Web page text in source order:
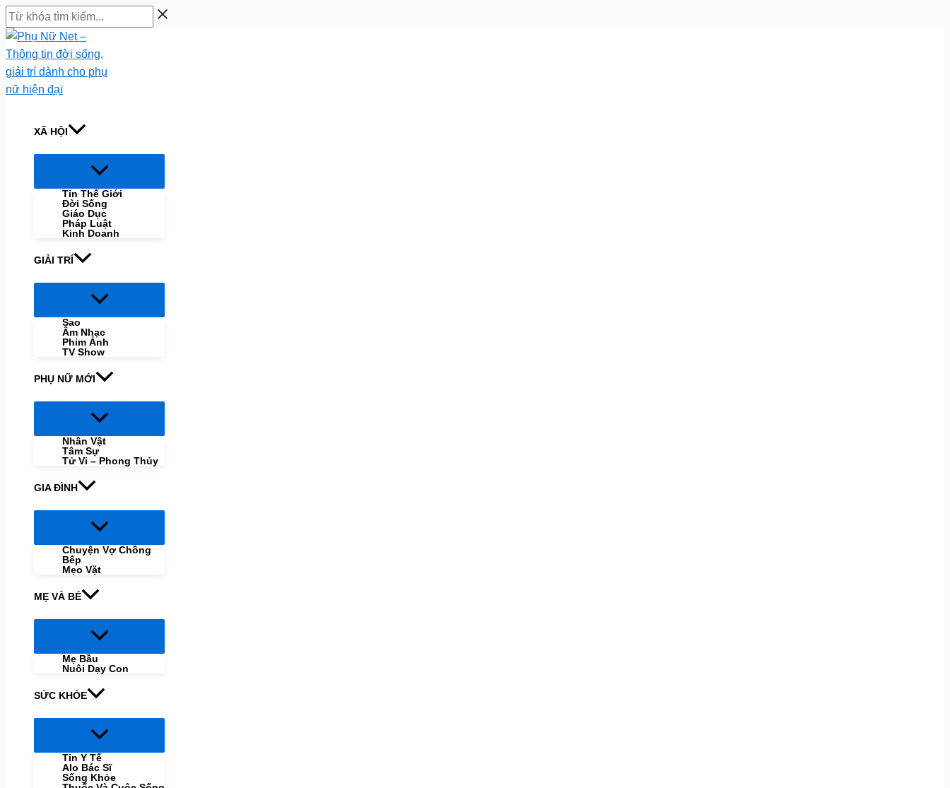
Skip
to
content
Từ
khóa
tìm
kiếm...
XÃ HỘI
Menu
Tin Thế Giới
Đời Sống
Giáo Dục
Pháp Luật
Kinh Doanh
GIẢI TRÍ
Menu
Sao
Âm Nhạc
Phim Ảnh
TV Show
PHỤ NỮ MỚI
Menu
Nhân Vật
Tâm Sự
Tử Vi – Phong Thủy
GIA ĐÌNH
Menu
Chuyện Vợ Chồng
Bếp
Mẹo Vặt
MẸ VÀ BÉ
Menu
Mẹ Bầu
Nuôi Dạy Con
SỨC KHỎE
Menu
Tin Y Tế
Alo Bác Sĩ
Sống Khỏe